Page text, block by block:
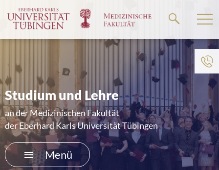
zum
Studium und Lehre
an der Medizinischen Fakultät
der Eberhard Karls Universität Tübingen
Menü
FORSCHUNG
STUDIUM UND LEHRE
AKADEMISCHE KARRIERE